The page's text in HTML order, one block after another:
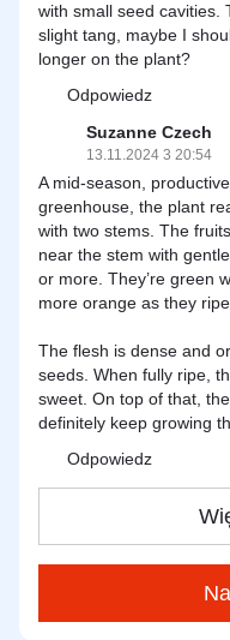
with small seed cavities.
slight tang, maybe I
longer on the plant?
Odpowiedz
Suzanne Czech
13.11.2024 3 20:54
A mid-season,
greenhouse, the plant
with two stems. The
near the stem with
or more. They’re green
more orange as they
The flesh is dense and
seeds. When fully ripe,
sweet. On top of that,
definitely keep growing
Odpowiedz